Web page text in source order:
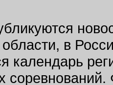
в
календарь
соревнований.